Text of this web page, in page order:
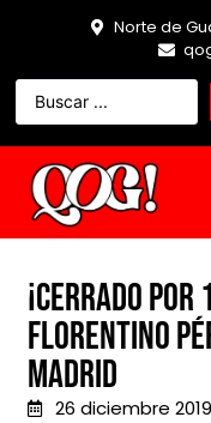
Norte de
¡Cerrado por
Florentino
Madrid
26 diciembre 2019